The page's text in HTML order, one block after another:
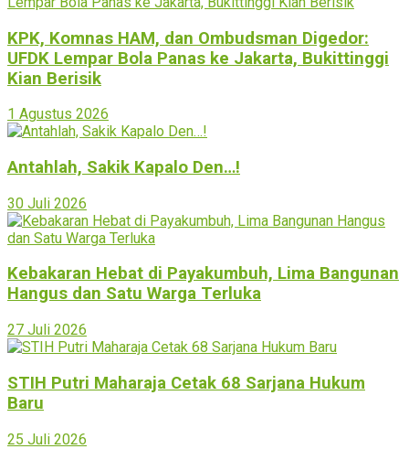
KPK, Komnas HAM, dan Ombudsman Digedor:
UFDK Lempar Bola Panas ke Jakarta, Bukittinggi
Kian Berisik
1 Agustus 2026
Antahlah, Sakik Kapalo Den…!
30 Juli 2026
Kebakaran Hebat di Payakumbuh, Lima Bangunan
Hangus dan Satu Warga Terluka
27 Juli 2026
STIH Putri Maharaja Cetak 68 Sarjana Hukum
Baru
25 Juli 2026